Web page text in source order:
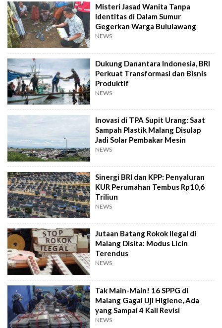
Misteri Jasad Wanita Tanpa
Identitas di Dalam Sumur
Gegerkan Warga Bululawang
NEWS
Dukung Danantara Indonesia, BRI
Perkuat Transformasi dan Bisnis
Produktif
NEWS
Inovasi di TPA Supit Urang: Saat
Sampah Plastik Malang Disulap
Jadi Solar Pembakar Mesin
NEWS
Sinergi BRI dan KPP: Penyaluran
KUR Perumahan Tembus Rp10,6
Triliun
NEWS
Jutaan Batang Rokok Ilegal di
Malang Disita: Modus Licin
Terendus
NEWS
Tak Main-Main! 16 SPPG di
Malang Gagal Uji Higiene, Ada
yang Sampai 4 Kali Revisi
NEWS